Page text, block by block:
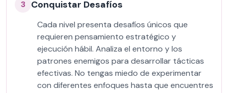
3 Conquistar Desafíos
Cada nivel presenta desafíos únicos que
requieren pensamiento estratégico y
ejecución hábil. Analiza el entorno y los
patrones enemigos para desarrollar tácticas
efectivas. No tengas miedo de experimentar
con diferentes enfoques hasta que encuentres